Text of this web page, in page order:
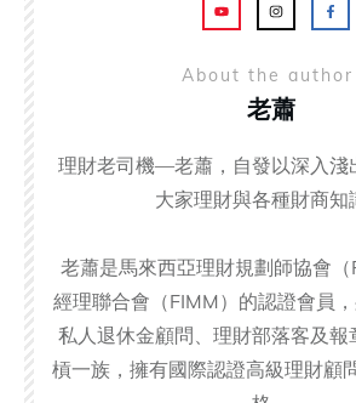
About the author
老蕭
理財老司機—老蕭，自發以深入淺
大家理財與各種財商知
老蕭是馬來西亞理財規劃師協會
經理聯合會（FIMM）的認證會員
私人退休金顧問、理財部落客及報
槓一族，擁有國際認證高級理財顧